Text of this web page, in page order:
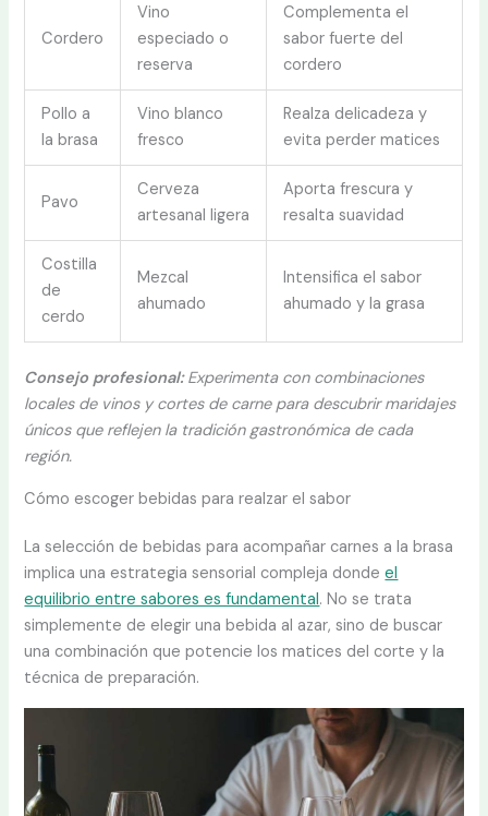
Cordero
Vino
especiado o
reserva
Complementa el
sabor fuerte del
cordero
Pollo a
la brasa
Vino blanco
fresco
Realza delicadeza y
evita perder matices
Pavo
Cerveza
artesanal ligera
Aporta frescura y
resalta suavidad
Costilla
de
cerdo
Mezcal
ahumado
Intensifica el sabor
ahumado y la grasa
Consejo profesional: Experimenta con combinaciones
locales de vinos y cortes de carne para descubrir maridajes
únicos que reflejen la tradición gastronómica de cada
región.
Cómo escoger bebidas para realzar el sabor
La selección de bebidas para acompañar carnes a la brasa
implica una estrategia sensorial compleja dondeel
equilibrio entre sabores es fundamental. No se trata
simplemente de elegir una bebida al azar, sino de buscar
una combinación que potencie los matices del corte y la
técnica de preparación.